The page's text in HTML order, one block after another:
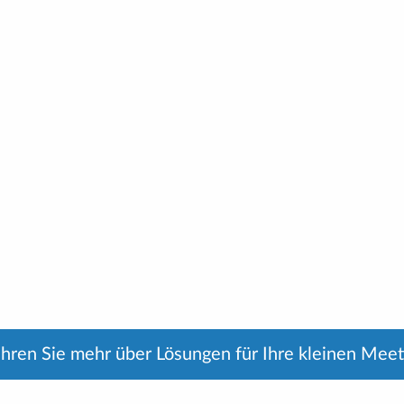
Sie mehr über Lösungen für Ihre kleinen